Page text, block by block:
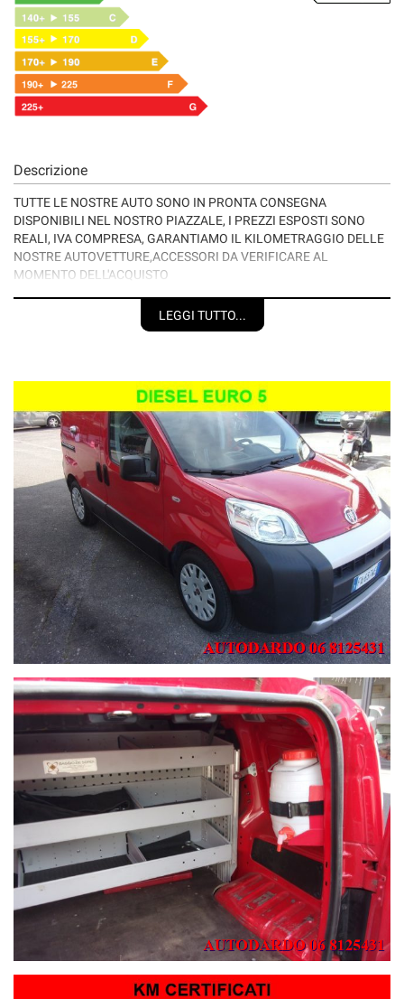
Descrizione
TUTTE LE NOSTRE AUTO SONO IN PRONTA CONSEGNA
DISPONIBILI NEL NOSTRO PIAZZALE, I PREZZI ESPOSTI SONO
REALI, IVA COMPRESA, GARANTIAMO IL KILOMETRAGGIO DELLE
NOSTRE AUTOVETTURE,ACCESSORI DA VERIFICARE AL
MOMENTO DELL'ACQUISTO
POSSIBILITA' DI FINANZIAMENTI PERSONALIZZABILI IN BASE
TUTTE LE AUTO SONO DISPONIBILI PER UNA PROVA SU STRADA
CON NOSTRO OPERATORE.
PREZZO VALIDO CON RITIRO PRESSO LA NOSTRA SEDE.
PASSAGGIO DI PROPRIETA' ESCLUSO
GARANZIA 12-24-36-48 MESI DA CONCORDARE
LEGGI TUTTO...